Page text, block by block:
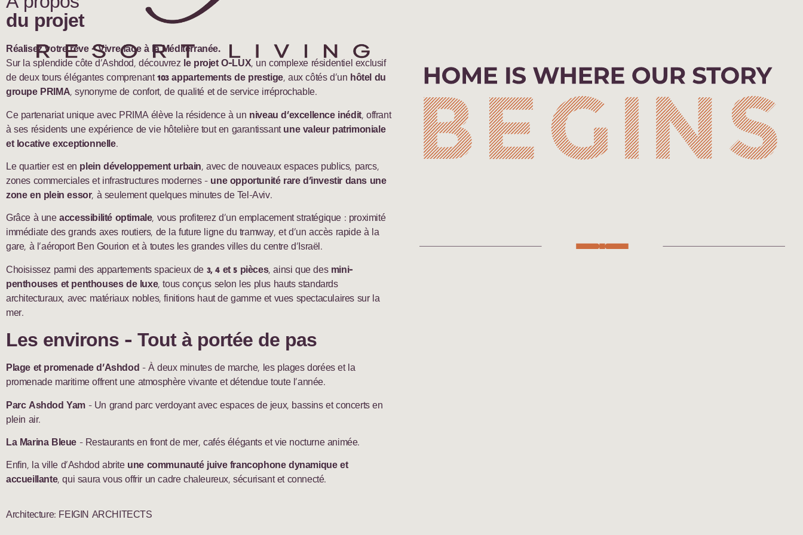
du projet
Réalisez votre rêve - Vivre face à la Méditerranée.
Sur la splendide côte d’Ashdod, découvrez le projet O-LUX, un complexe résidentiel exclusif
de deux tours élégantes comprenant103 appartements de prestige, aux côtés d’un hôtel du
groupe PRIMA, synonyme de confort, de qualité et de service irréprochable.
Ce partenariat unique avec PRIMA élève la résidence à un niveau d’excellence inédit, offrant
à ses résidents une expérience de vie hôtelière tout en garantissant une valeur patrimoniale
et locative exceptionnelle.
Le quartier est en plein développement urbain, avec de nouveaux espaces publics, parcs,
zones commerciales et infrastructures modernes - une opportunité rare d’investir dans une
zone en plein essor, à seulement quelques minutes de Tel-Aviv.
Grâce à uneaccessibilité optimale, vous profiterez d’un emplacement stratégique : proximité
immédiate des grands axes routiers, de la future ligne du tramway, et d’un accès rapide à la
gare, à l’aéroport Ben Gourion et à toutes les grandes villes du centre d’Israël.
Choisissez parmi des appartements spacieux de 3, 4 et 5 pièces, ainsi que des mini-
penthouses et penthouses de luxe, tous conçus selon les plus hauts standards
architecturaux, avec matériaux nobles, finitions haut de gamme et vues spectaculaires sur la
mer.
Les environs - Tout à portée de pas
Plage et promenade d’Ashdod - À deux minutes de marche, les plages dorées et la
promenade maritime offrent une atmosphère vivante et détendue toute l’année.
Parc Ashdod Yam - Un grand parc verdoyant avec espaces de jeux, bassins et concerts en
plein air.
La Marina Bleue - Restaurants en front de mer, cafés élégants et vie nocturne animée.
Enfin, la ville d’Ashdod abrite une communauté juive francophone dynamique et
accueillante, qui saura vous offrir un cadre chaleureux, sécurisant et connecté.
Architecture: FEIGIN ARCHITECTS